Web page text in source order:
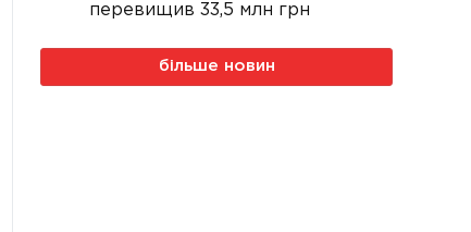
перевищив 33,5 млн грн
більше новин